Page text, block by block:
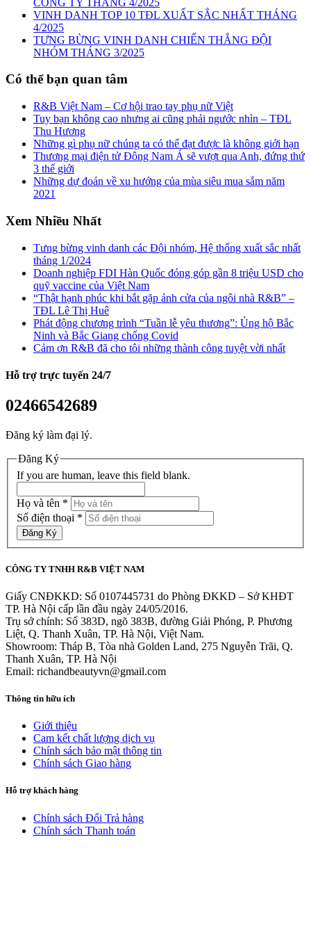
️VINH DANH TOP 10 TĐL XUẤT SẮC NHẤT THÁNG
4/2025
TƯNG BỪNG VINH DANH CHIẾN THẮNG ĐỘI
NHÓM THÁNG 3/2025
Có thể bạn quan tâm
R&B Việt Nam – Cơ hội trao tay phụ nữ Việt
Tuy bạn không cao nhưng ai cũng phải ngước nhìn – TĐL
Thu Hương
Những gì phụ nữ chúng ta có thể đạt được là không giới hạn
Thương mại điện tử Đông Nam Á sẽ vượt qua Anh, đứng thứ
3 thế giới
Những dự đoán về xu hướng của mùa siêu mua sắm năm
2021
Xem Nhiều Nhất
Tưng bừng vinh danh các Đội nhóm, Hệ thống xuất sắc nhất
tháng 1/2024
Doanh nghiệp FDI Hàn Quốc đóng góp gần 8 triệu USD cho
quỹ vaccine của Việt Nam
“Thật hạnh phúc khi bắt gặp ánh cửa của ngôi nhà R&B” –
TĐL Lê Thị Huê
Phát động chương trình “Tuần lễ yêu thương”: Ủng hộ Bắc
Ninh và Bắc Giang chống Covid
Cảm ơn R&B đã cho tôi những thành công tuyệt vời nhất
Hỗ trợ trực tuyến 24/7
02466542689
Đăng ký làm đại lý.
Đăng Ký
If you are human, leave this field blank.
Họ và tên *
Số điện thoại *
Đăng Ký
CÔNG TY TNHH R&B VIỆT NAM
Giấy CNĐKKD: Số 0107445731 do Phòng ĐKKD – Sở KHĐT
TP. Hà Nội cấp lần đầu ngày 24/05/2016.
Trụ sở chính: Số 383D, ngõ 383B, đường Giải Phóng, P. Phương
Liệt, Q. Thanh Xuân, TP. Hà Nội, Việt Nam.
Showroom: Tháp B, Tòa nhà Golden Land, 275 Nguyễn Trãi, Q.
Thanh Xuân, TP. Hà Nội
Email: richandbeautyvn@gmail.com
Thông tin hữu ích
Giới thiệu
Cam kết chất lượng dịch vụ
Chính sách bảo mật thông tin
Chính sách Giao hàng
Hỗ trợ khách hàng
Chính sách Đổi Trả hàng
Chính sách Thanh toán